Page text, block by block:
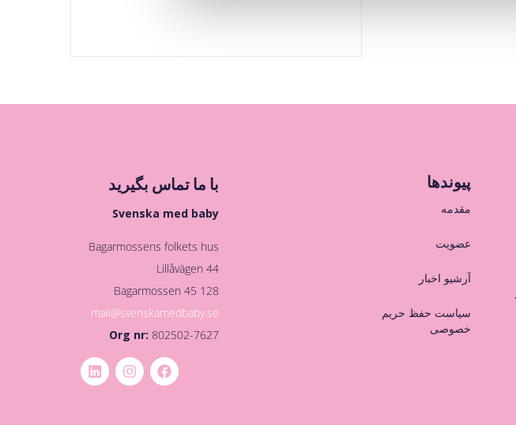
پیوندها
مقدمه
عضویت
آرشیو اخبار
سیاست حفظ حریم
خصوصی
با ما تماس بگیرید
Svenska med baby
Bagarmossens folkets hus
Lillåvägen 44
128 45 Bagarmossen
mail@svenskamedbaby.se
Org nr:802502-7627